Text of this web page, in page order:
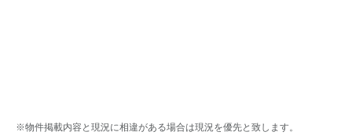
※物件掲載内容と現況に相違がある場合は現況を優先と致します。